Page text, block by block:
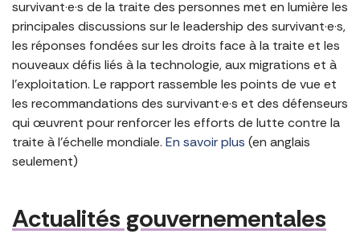
survivant·e·s de la traite des personnes met en lumière les
principales discussions sur le leadership des survivant·e·s,
les réponses fondées sur les droits face à la traite et les
nouveaux défis liés à la technologie, aux migrations et à
l’exploitation. Le rapport rassemble les points de vue et
les recommandations des survivant·e·s et des défenseurs
qui œuvrent pour renforcer les efforts de lutte contre la
traite à l’échelle mondiale. En savoir plus (en anglais
seulement)
Actualités gouvernementales